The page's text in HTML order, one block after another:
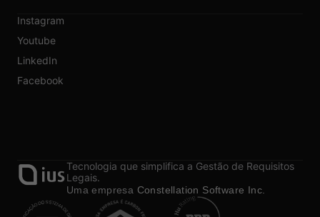
Instagram
Youtube
LinkedIn
Facebook
Tecnologia que simplifica a Gestão de Requisitos
Legais.
Uma empresa Constellation Software Inc.